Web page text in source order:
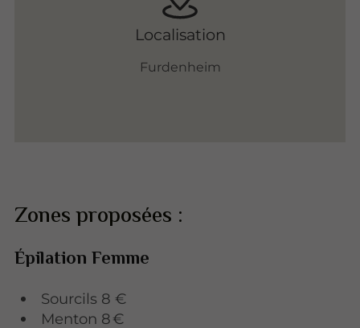
Localisation
Furdenheim
Zones proposées :
Épilation Femme
Sourcils 8 €
Menton 8 €